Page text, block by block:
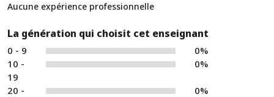
Aucune expérience professionnelle
La génération qui choisit cet enseignant
0 - 9
0%
10 -
19
0%
20 -
0%